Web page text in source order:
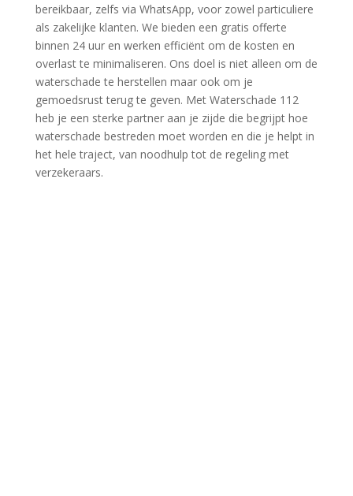
bereikbaar, zelfs via WhatsApp, voor zowel particuliere
als zakelijke klanten.​ We bieden een gratis offerte
binnen 24 uur en werken efficiënt om de kosten en
overlast te minimaliseren.​ Ons doel is niet alleen om de
waterschade te herstellen maar ook om je
gemoedsrust terug te geven.​ Met Waterschade 112
heb je een sterke partner aan je zijde die begrijpt hoe
waterschade bestreden moet worden en die je helpt in
het hele traject, van noodhulp tot de regeling met
verzekeraars.​